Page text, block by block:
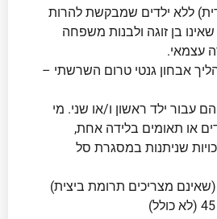
ללא ילדים שמבקשת להרות
בן זוגה ולבנות משפחה
עצמאי.
אבחון גנטי טרום השרשתי –
הם עבור ילד ראשון ו/או שני. מי
או תאומים בלידה אחת,
שניתנות במסגרת סל
(שאינם מצריכים תרומת ביצית)